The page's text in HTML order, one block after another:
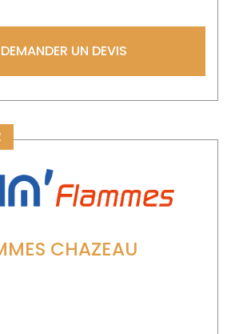
DEMANDER UN DEVIS
CHAZEAU